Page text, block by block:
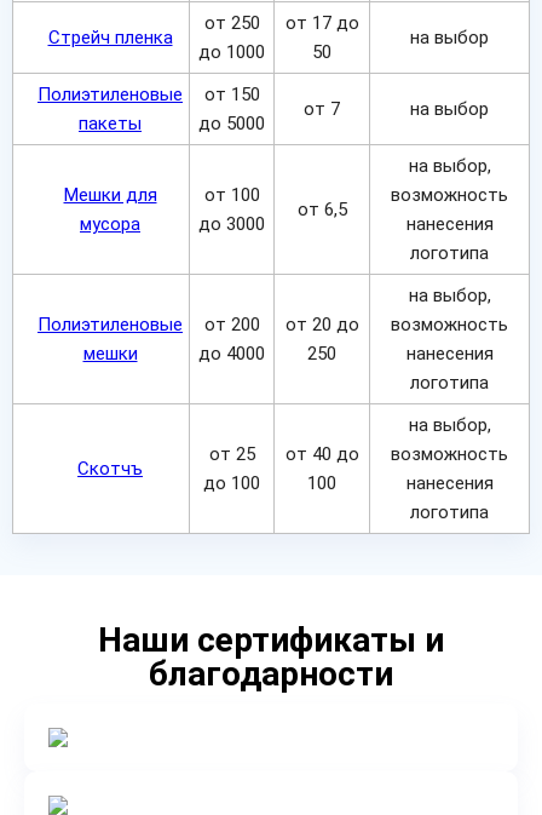
Стрейч пленка
от 250
до 1000
от 17 до
50
на выбор
Полиэтиленовые
пакеты
от 150
до 5000
от 7 на выбор
Мешки для
мусора
от 100
до 3000
от 6,5
на выбор,
возможность
нанесения
логотипа
Полиэтиленовые
мешки
от 200
до 4000
от 20 до
250
на выбор,
возможность
нанесения
логотипа
Скотчъ
от 25
до 100
от 40 до
100
на выбор,
возможность
нанесения
логотипа
Наши сертификаты и
благодарности